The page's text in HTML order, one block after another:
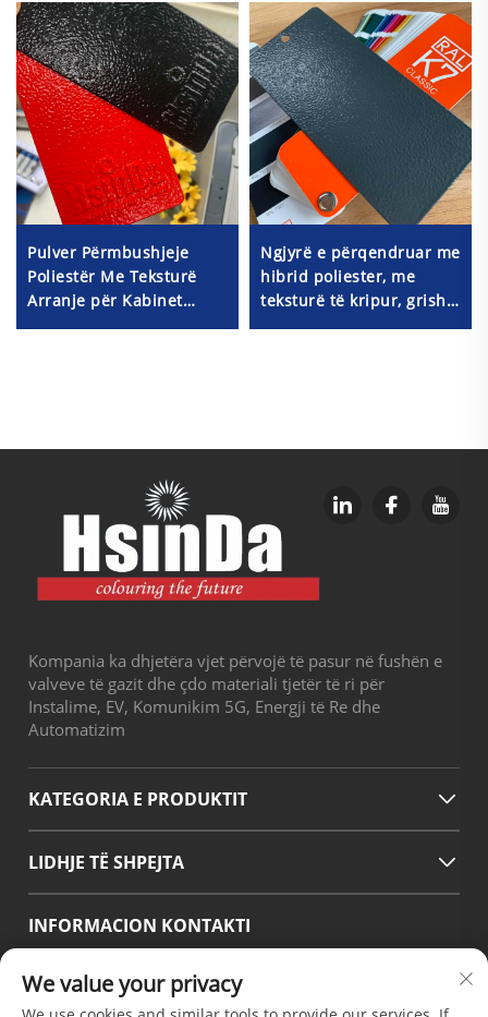
Pulver Përmbushjeje
Poliestër Me Teksturë
Arranje për Kabinet
Elektrik, RAL9005 Bojë
Ngjyrë e përqendruar me
hibrid poliester, me
teksturë të kripur, grishe
antraciti RAL 7016, për
Kompania ka dhjetëra vjet përvojë të pasur në fushën e
valveve të gazit dhe çdo materiali tjetër të ri për
Instalime, EV, Komunikim 5G, Energji të Re dhe
Automatizim
KATEGORIA E PRODUKTIT
LIDHJE TË SHPEJTA
INFORMACION KONTAKTI
Office add : Rruga No.38 Huagang, Zona Jugore e Portit
Modern Industrial Chengdu, Pixian Chengdu Sichuan Kina
We value your privacy